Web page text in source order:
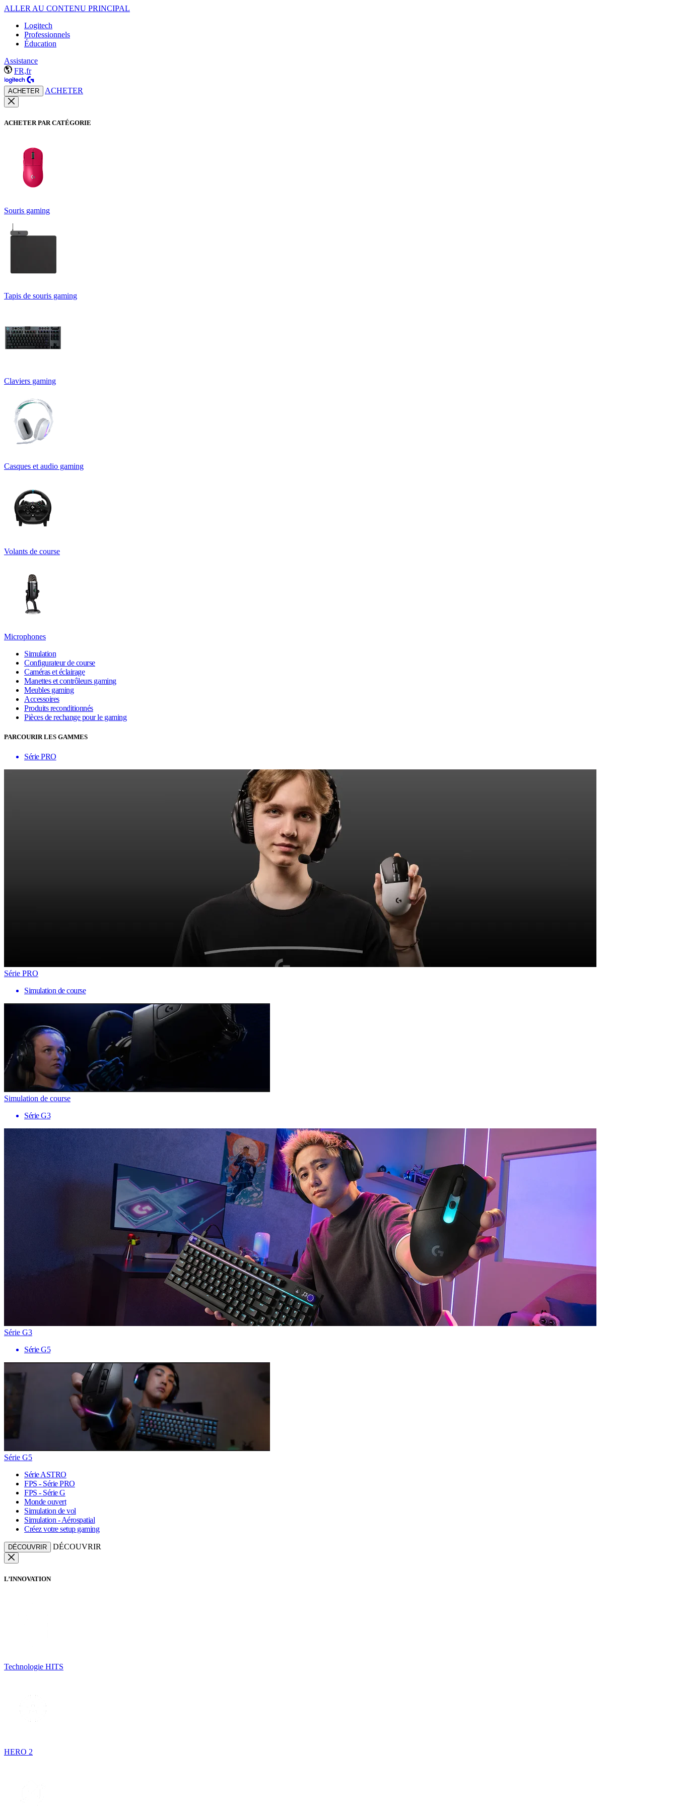
ALLER AU CONTENU PRINCIPAL
Logitech
Professionnels
Éducation
Assistance
FR,fr
ACHETER ACHETER
ACHETER PAR CATÉGORIE
Souris gaming
Tapis de souris gaming
Claviers gaming
Casques et audio gaming
Volants de course
Microphones
Simulation
Configurateur de course
Caméras et éclairage
Manettes et contrôleurs gaming
Meubles gaming
Accessoires
Produits reconditionnés
Pièces de rechange pour le gaming
PARCOURIR LES GAMMES
Série PRO
Série PRO
Simulation de course
Simulation de course
Série G3
Série G3
Série G5
Série G5
Série ASTRO
FPS - Série PRO
FPS - Série G
Monde ouvert
Simulation de vol
Simulation - Aérospatial
Créez votre setup gaming
DÉCOUVRIR DÉCOUVRIR
L’INNOVATION
Technologie HITS
HERO 2